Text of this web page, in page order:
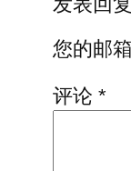
您的邮
评论 *